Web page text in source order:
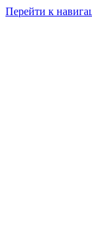
Перейти к